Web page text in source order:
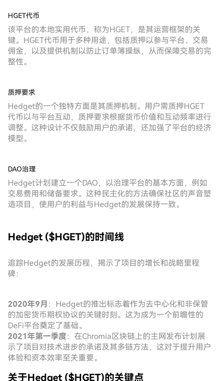
HGET代币
该平台的本地实用代币，称为HGET，是其运营框架的关
键。HGET代币用于多种用途，包括质押以参与平台、交易
佣金，以及提供机制以防止订单簿操纵，从而保障交易的完
整性。
质押要求
Hedget的一个独特方面是其质押机制。用户需质押HGET
代币以与平台互动，质押要求根据货币价值和互动频率进行
调整。这种设计不仅鼓励用户的承诺，还加强了平台的经济
模型。
DAO治理
Hedget计划建立一个DAO，以治理平台的基本方面，例如
交易费用和储备要求。这种民主化的方法确保社区的声音塑
造项目，使用户的利益与Hedget的发展保持一致。
Hedget ($HGET)的时间线
追踪Hedget的发展历程，揭示了项目的增长和战略里程
碑：
2020年9月 ：Hedget的推出标志着作为去中心化和非保管
的加密货币期权协议的关键时刻。这为成为一个前瞻性的
DeFi平台奠定了基础。
2021年第一季度：在Chromia区块链上的主网发布计划展
示了项目对技术进步的承诺及其多链方法，这对于提升用户
体验和资本效率至关重要。
关于Hedget ($HGET)的关键点